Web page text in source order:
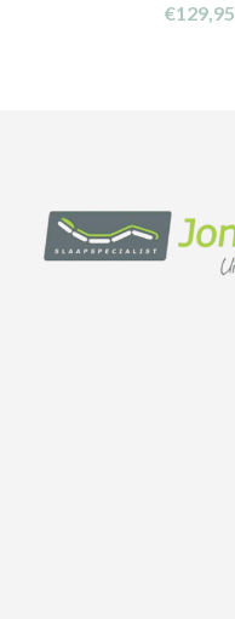
€129,95